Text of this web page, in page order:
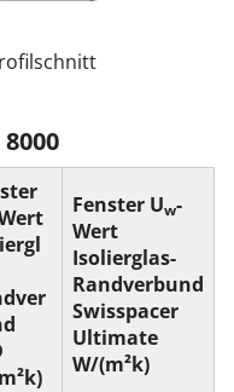
Fenster Uw-
Wert
Isolierglas-
Randverbund
Swisspacer
Ultimate
W/(m²k)